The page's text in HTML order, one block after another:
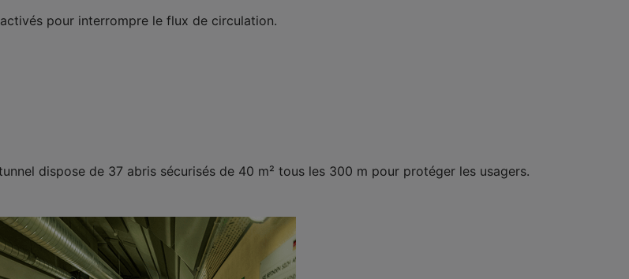
pour interrompre le flux de circulation.
dispose de 37 abris sécurisés de 40 m² tous les 300 m pour protéger les usagers.